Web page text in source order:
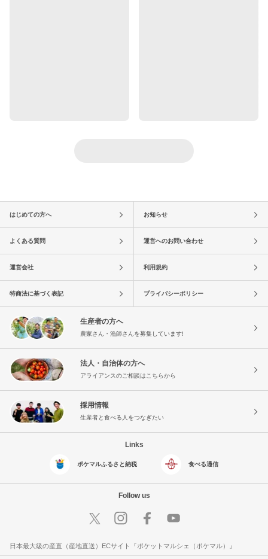
はじめての方へ お知らせ
よくある質問 運営へのお問い合わせ
運営会社 利用規約
特商法に基づく表記 プライバシーポリシー
生産者の方へ
農家さん・漁師さんを募集しています!
法人・自治体の方へ
アライアンスのご相談はこちらから
採用情報
生産者と食べる人をつなぎたい
Links
ポケマルふるさと納税 食べる通信
Follow us
日本最大級の産直（産地直送）ECサイト『ポケットマルシェ（ポケマル）』